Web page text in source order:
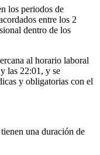
los periodos de
entre los 2
dentro de los
al horario laboral
las 22:01, y se
y obligatorias con el
una duración de